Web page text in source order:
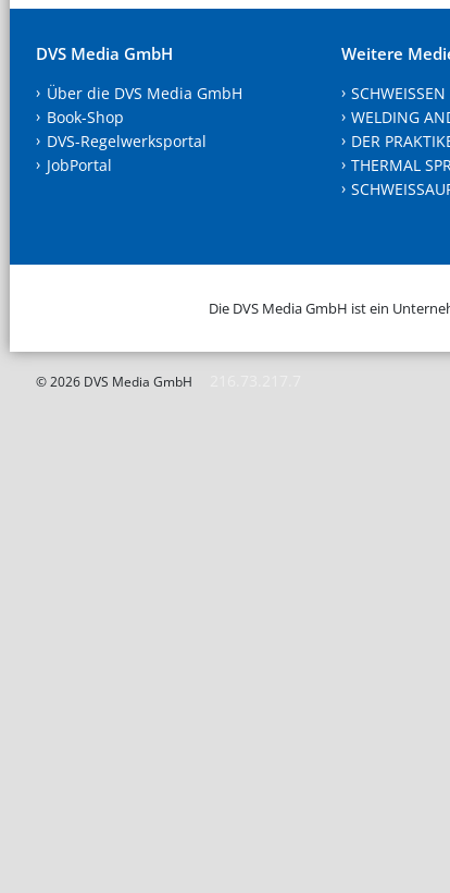
DVS Media GmbH
Über die DVS Media GmbH
Book-Shop
DVS-Regelwerksportal
JobPortal
Weitere
WELDING
DER
THERMAL
Die DVS Media GmbH ist ein
© 2026 DVS Media GmbH